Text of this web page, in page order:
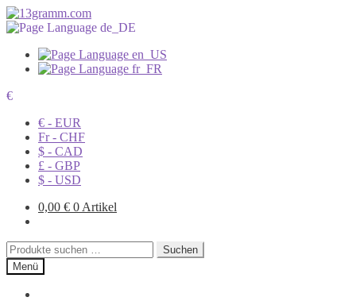
€
€ - EUR
Fr - CHF
$ - CAD
£ - GBP
$ - USD
0,00 € 0 Artikel
Suchen
nach:
Suchen
Menü